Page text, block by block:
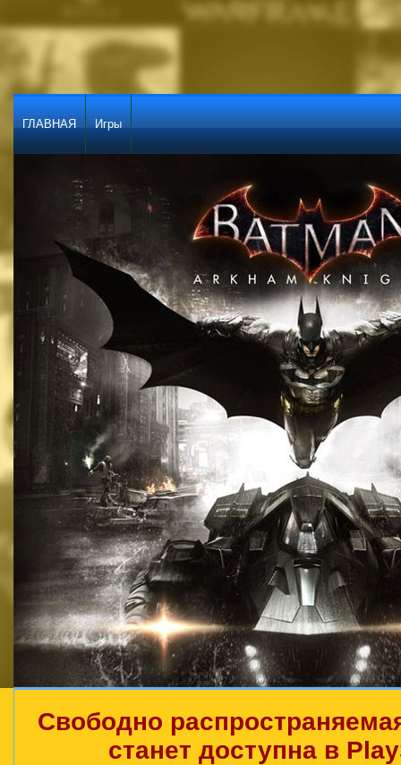
ГЛАВНАЯ Игры
Свободно
станет доступна в